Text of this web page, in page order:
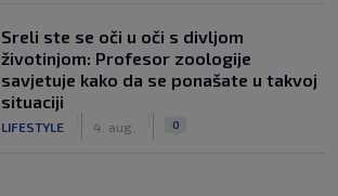
Sreli ste se oči u oči s divljom
životinjom: Profesor zoologije
savjetuje kako da se ponašate u takvoj
situaciji
LIFESTYLE 4. aug. 0